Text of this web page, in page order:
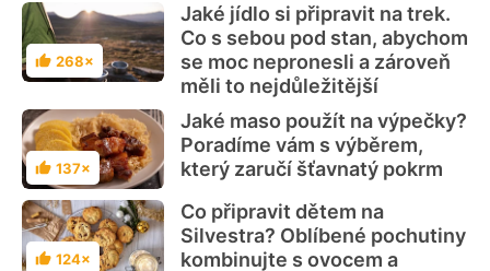
Hodnocení
268×
Jaké jídlo si připravit na trek.
Co s sebou pod stan, abychom
se moc nepronesli a zároveň
měli to nejdůležitější
Hodnocení
137×
Jaké maso použít na výpečky?
Poradíme vám s výběrem,
který zaručí šťavnatý pokrm
Hodnocení
124×
Co připravit dětem na
Silvestra? Oblíbené pochutiny
kombinujte s ovocem a